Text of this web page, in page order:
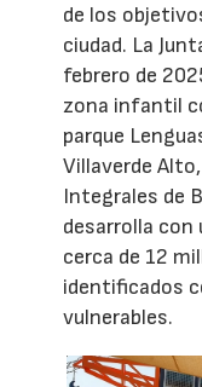
de los
ciudad. La
febrero de
zona infantil
parque
Villaverde
Integrales de
desarrolla con
cerca de 12
identificados
vulnerables.